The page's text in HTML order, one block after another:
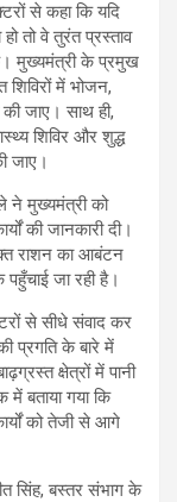
से कहा कि यदि
तो वे तुरंत प्रस्ताव
मुख्यमंत्री के प्रमुख
शिविरों में भोजन,
जाए। साथ ही,
शिविर और शुद्ध
जाए।
ने मुख्यमंत्री को
की जानकारी दी।
राशन का आबंटन
पहुँचाई जा रही है।
से सीधे संवाद कर
प्रगति के बारे में
क्षेत्रों में पानी
बताया गया कि
को तेजी से आगे
सिंह, बस्तर संभाग के